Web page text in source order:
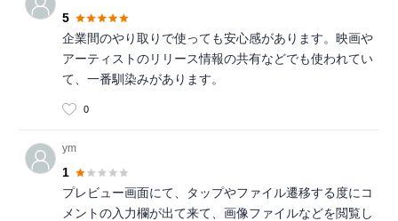
5
企業間のやり取りで使っても安心感があります。映画や
アーティストのリリース情報の共有などでも使われてい
て、一番馴染みがあります。
0
ym
1
プレビュー画面にて、タップやファイル遷移する度にコ
メントの入力欄が出て来て、画像ファイルなどを閲覧し